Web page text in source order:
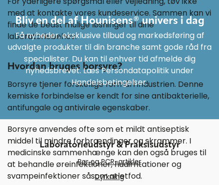
med at kontakte vores kundeservice. Sammen kan vi
finde de bedst mulige løsninger til dine
laboratoriebehov.
Hvordan bruges borsyre?
Borsyre tjener forskellige formål i industrien. Denne
kemiske forbindelse er kendt for sine antibakterielle,
antifungale og antivirale egenskaber.
Borsyre anvendes ofte som et mildt antiseptisk
middel til mindre forbrændinger og skrammer. I
medicinske sammenhænge kan den også bruges til
at behandle øreinfektioner, hudirritationer og
svampeinfektioner såsom atletfod.
Bliv en del af Hounisens® univers i dag
Få nyheder, eksklusive tilbud og markedsføring af
udvalgte produkter til din branche samt gode råd fra
specialister. Du kan til enhver tid afmelde dig
nyhedsbrevet. Læs Persondatapolitik under
Handelsbetingelser.
Laboratorieudstyr & Praksisudstyr
Rør og PCR-artikler
Dyrkning